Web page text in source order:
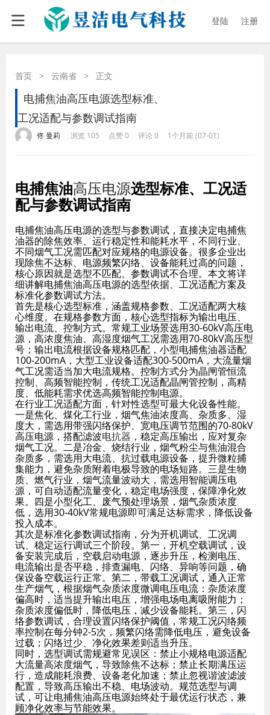
登陆 注册
首页 > 云南省 > 正文
电捕焦油高压电源选型标准、
工况适配与参数调试指南
佟 曼莉 浏览 105 点赞 0 评论 0 1个月前 (07-01)
电捕焦油高压电源选型标准、工况适
配与参数调试指南
电捕焦油高压电源的选型与参数调试，直接决定电捕焦
油器的除焦效率、运行稳定性和能耗水平，不同行业、
不同烟气工况需匹配对应规格的电源设备。很多企业出
现除焦不达标、电源频繁闪络、设备能耗过高的问题，
核心原因就是选型不匹配、参数调试不合理。本文将详
细讲解电捕焦油高压电源的选型依据、工况适配方案及
标准化参数调试方法。
首先是核心选型标准，涵盖规格参数、工况适配两大核
心维度。在规格参数方面，核心选型指标为输出电压、
输出电流、控制方式。常规工业场景选用30-60kV高压电
源，高浓度焦油、高湿度烟气工况需选用70-80kV高压型
号；输出电流根据设备规格匹配，小型电捕焦油器适配
100-200mA，大型工业设备适配300-500mA，大流量烟
气工况需适当加大电流规格。控制方式分为晶闸管恒流
控制、高频智能控制，传统工况适配晶闸管控制，高精
度、低能耗需求优选高频智能控制电源。
在行业工况适配方面，针对性选型可最大化设备性能。
一是焦化、煤化工行业，烟气焦油浓度高、杂质多、湿
度大，需选用带强闪络保护、宽电压调节范围的70-80kV
高压电源，搭配滤波电抗器 ，稳定高压输出，应对复杂
烟气工况。二是冶金、烧结行业，烟气粉尘与焦油混合
杂质多，需选用大电流、抗过载电源设备，提升微粒捕
集能力，避免杂质附着电极导致的电场短路。三是生物
质、燃气行业，烟气流量波动大，需选用智能调压电
源，可自动适配流量变化，稳定电场强度，保障净化效
果。四是小型化工、废气预处理场景，烟气杂质浓度
低，选用30-40kV常规电源即可满足达标需求，降低设备
投入成本。
其次是标准化参数调试指南，分为开机调试、工况调
试、稳定运行调试三个阶段。第一，开机空载调试，设
备安装完成后，空载启动电源，逐步升压，检测电压、
电流输出是否平稳，排查漏电、闪络、异响等问题，确
保设备空载运行正常。第二，带载工况调试，通入正常
生产烟气，根据烟气杂质浓度微调电压电流：杂质浓度
偏高时，适当提升输出电压，增强电场电离吸附能力；
杂质浓度偏低时，降低电压，减少设备能耗。第三，闪
络参数调试，合理设置闪络保护阈值，常规工况闪络频
率控制在每分钟2-5次，频繁闪络需降低电压，避免设备
过载；闪络过少、净化效果差则适当升压。
同时，选型调试需规避常见误区：禁止小规格电源适配
大流量高浓度烟气，导致除焦不达标；禁止长期满压运
行，造成能耗浪费、设备老化加速；禁止忽视谐波滤波
配置，导致高压输出不稳、电场波动。规范选型与调
试，可让电捕焦油高压电源始终处于最优运行状态，兼
顾净化效率与节能效果。